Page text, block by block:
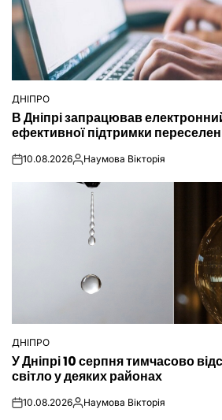
ОПУБЛІКУВАТИ
У
ДНІПРО
В Дніпрі запрацював
ефективної підтримки
on10.08.2026Опубліковано
Наумова Вікторія
ОПУБЛІКУВАТИ
У
ДНІПРО
У Дніпрі 10 серпня тимчасово
світло у деяких районах
on10.08.2026Опубліковано
Наумова Вікторія